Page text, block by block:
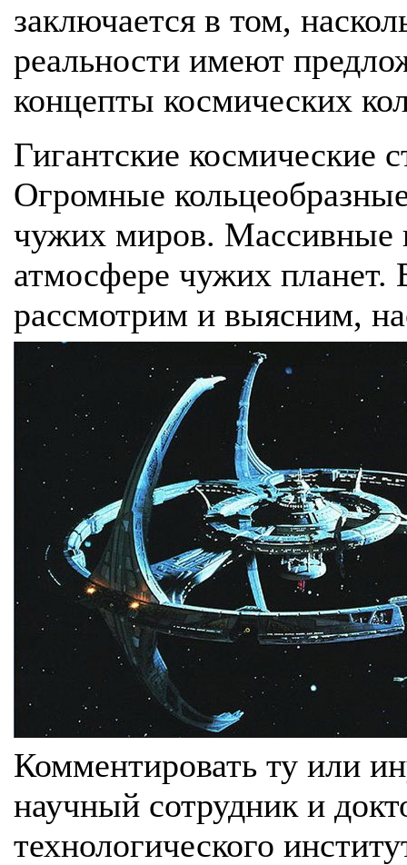
заключается в том,
реальности имеют
концепты космических
Гигантские космические
Огромные
чужих миров. Массивные
атмосфере чужих планет.
рассмотрим и выясним,
Комментировать ту или
научный сотрудник и
технологического